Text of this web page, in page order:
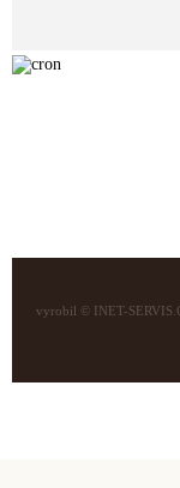
vyrobil © INET-